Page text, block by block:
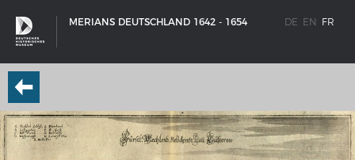
MERIANS DEUTSCHLAND 1642 - 1654 DE EN FR